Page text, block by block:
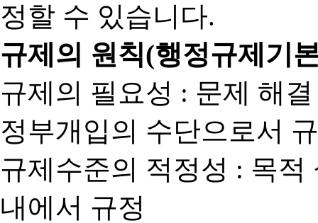
정할 수 있습니다.
규제의 원칙(행정규제기
규제의 필요성 : 문제 해
정부개입의 수단으로서
규제수준의 적정성 : 목
내에서 규정